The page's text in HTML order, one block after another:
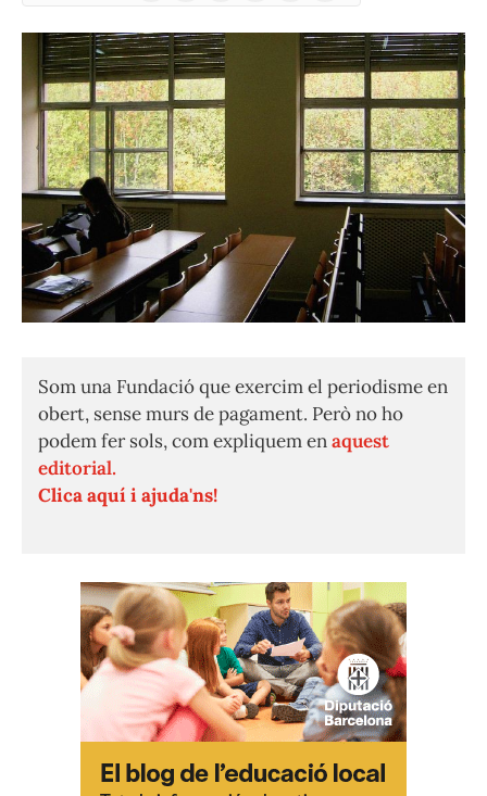
Som una Fundació que exercim el periodisme en
obert, sense murs de pagament. Però no ho
podem fer sols, com expliquem enaquest
editorial.
Clica aquí i ajuda'ns!